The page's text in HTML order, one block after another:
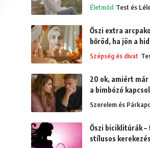
Életmód Test és
Őszi extra
bőröd, ha jön a
Szépség és divat
20 ok, amiért
a bimbózó
Szerelem és
Őszi biciklitúrák
stílusos